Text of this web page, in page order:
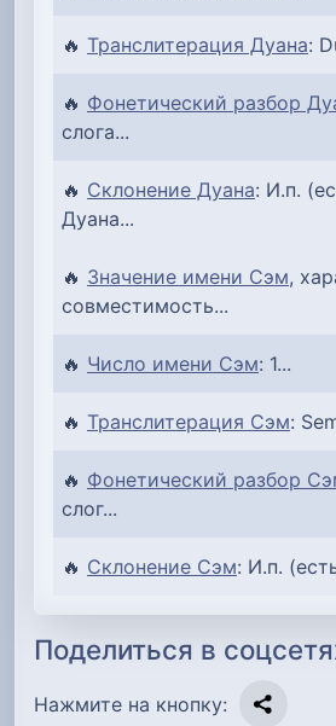
🔥 Транслитерация Дуана:
🔥 Фонетический разбор
слога...
🔥 Склонение Дуана: И.п.
Дуана...
🔥 Значение имени Сэм,
совместимость...
🔥 Число имени Сэм: 1...
🔥 Транслитерация Сэм:
🔥 Фонетический разбор
слог...
🔥 Склонение Сэм: И.п.
Поделиться в
Нажмите на кнопку: